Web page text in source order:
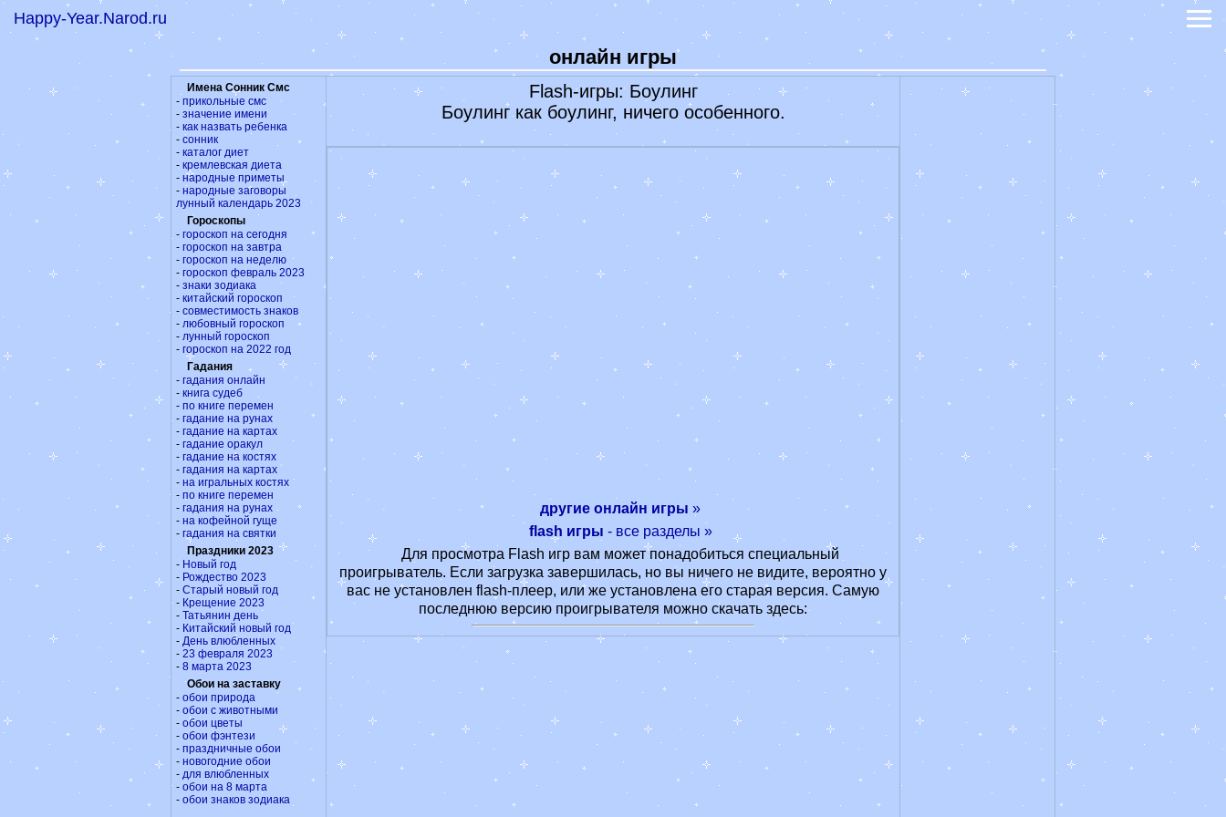
онлайн игры
Имена Сонник Смс
- прикольные смс
- значение имени
- как назвать ребенка
- сонник
- каталог диет
- кремлевская диета
- народные приметы
- народные заговоры
лунный календарь 2023
Гороскопы
- гороскоп на сегодня
- гороскоп на завтра
- гороскоп на неделю
- гороскоп февраль 2023
- знаки зодиака
- китайский гороскоп
- совместимость знаков
- любовный гороскоп
- лунный гороскоп
- гороскоп на 2022 год
Гадания
- гадания онлайн
- книга судеб
- по книге перемен
- гадание на рунах
- гадание на картах
- гадание оракул
-гадание на костях
- гадания на картах
- на игральных костях
- по книге перемен
- гадания на рунах
- на кофейной гуще
- гадания на святки
Праздники 2023
- Новый год
- Рождество 2023
- Старый новый год
- Крещение 2023
- Татьянин день
- Китайский новый год
-День влюбленных
- 23 февраля 2023
- 8 марта 2023
Обои на заставку
- обои природа
- обои с животными
- обои цветы
- обои фэнтези
- праздничные обои
- новогодние обои
- для влюбленных
- обои на 8 марта
- обои знаков зодиака
Flash-игры: Боулинг
Боулинг как боулинг, ничего особенного.
другие онлайн игры »
flash игры - все разделы »
Для просмотра Flash игр вам может понадобиться специальный
проигрыватель. Если загрузка завершилась, но вы ничего не видите, вероятно у
вас не установлен flash-плеер, или же установлена его старая версия. Самую
последнюю версию проигрывателя можно скачать здесь:
Happy-Year.Narod.ru
Лунный календарь 2022
Гадание онлайн
Книга судеб
-Книга перемен
Гадание на рунах
Самые точные гадания
Гороскопы
-
Гороскоп на 2022 год
Праздники 2023
Признание в любви
Обои Заставки Фото